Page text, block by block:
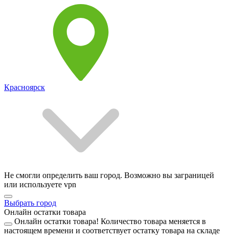
Красноярск
Не смогли определить ваш город. Возможно вы заграницей
или используете vpn
Выбрать город
Онлайн остатки товара
Онлайн остатки товара! Количество товара меняется в
настоящем времени и соответствует остатку товара на складе